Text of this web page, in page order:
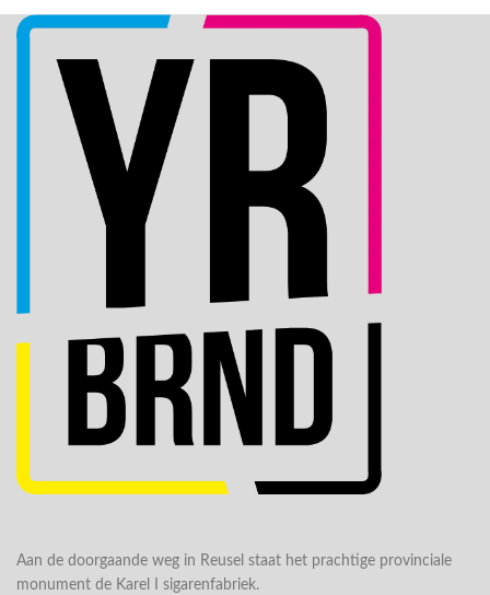
Aan de doorgaande weg in Reusel staat het prachtige provinciale
monument de Karel I sigarenfabriek.